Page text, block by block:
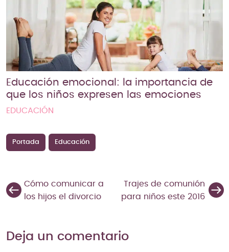
Educación emocional: la importancia de
que los niños expresen las emociones
EDUCACIÓN
Portada Educación
Cómo comunicar a
los hijos el divorcio
Trajes de comunión
para niños este 2016
Deja un comentario